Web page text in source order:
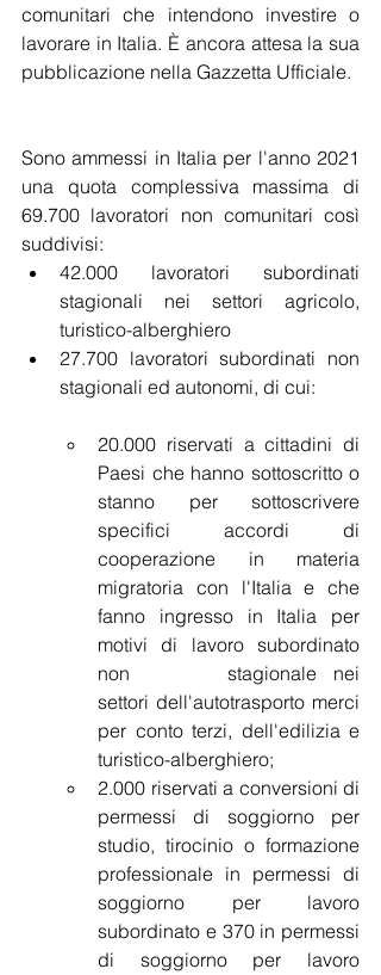
comunitari che intendono investire o
lavorare in Italia. È ancora attesa la sua
pubblicazione nella Gazzetta Ufficiale.
Sono ammessi in Italia per l'anno 2021
una quota complessiva massima di
69.700 lavoratori non comunitari così
suddivisi:
42.000 lavoratori subordinati
stagionali nei settori agricolo,
turistico-alberghiero
27.700 lavoratori subordinati non
stagionali ed autonomi, di cui:
20.000 riservati a cittadini di
Paesi che hanno sottoscritto o
stanno per sottoscrivere
specifici accordi di
cooperazione in materia
migratoria con l'Italia e che
fanno ingresso in Italia per
motivi di lavoro subordinato
non 		stagionale nei
settori dell'autotrasporto merci
per conto terzi, dell'edilizia e
turistico-alberghiero;
2.000 riservati a conversioni di
permessi di soggiorno per
studio, tirocinio o formazione
professionale in permessi di
soggiorno per lavoro
subordinato e 370 in permessi
di soggiorno per lavoro